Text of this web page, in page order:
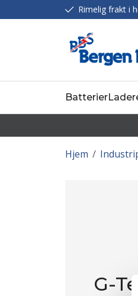
Rimelig frakt i
Batterier
/
Hjem
G-Tec